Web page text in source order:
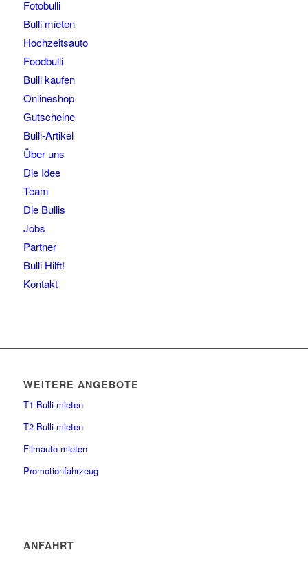
Fotobulli
Bulli mieten
Hochzeitsauto
Foodbulli
Bulli kaufen
Onlineshop
Gutscheine
Bulli-Artikel
Über uns
Die Idee
Team
Die Bullis
Jobs
Partner
Bulli Hilft!
Kontakt
WEITERE ANGEBOTE
T1 Bulli mieten
T2 Bulli mieten
Filmauto mieten
Promotionfahrzeug
ANFAHRT